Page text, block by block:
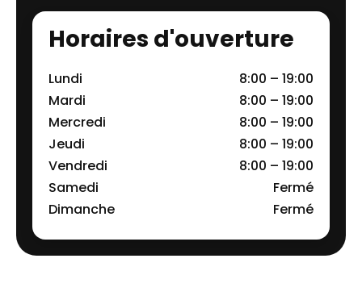
Horaires d'ouverture
Lundi
8:00 – 19:00
Mardi
8:00 – 19:00
Mercredi
8:00 – 19:00
Jeudi
8:00 – 19:00
Vendredi
8:00 – 19:00
Samedi
Fermé
Dimanche
Fermé